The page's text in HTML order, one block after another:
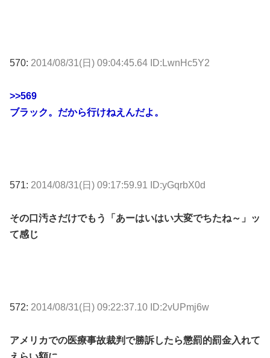
570: 2014/08/31(日) 09:04:45.64 ID:LwnHc5Y2
>>569
ブラック。だから行けねえんだよ。
571: 2014/08/31(日) 09:17:59.91 ID:yGqrbX0d
その口汚さだけでもう「あーはいはい大変でちたね～」ッ
て感じ
572: 2014/08/31(日) 09:22:37.10 ID:2vUPmj6w
アメリカでの医療事故裁判で勝訴したら懲罰的罰金入れて